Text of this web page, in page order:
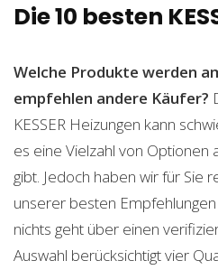
Die 10 besten
Welche Produkte werden
empfehlen andere Käufer?
KESSER Heizungen kann
es eine Vielzahl von Optionen
gibt. Jedoch haben wir für Sie
unserer besten
nichts geht über einen
Auswahl berücksichtigt vier